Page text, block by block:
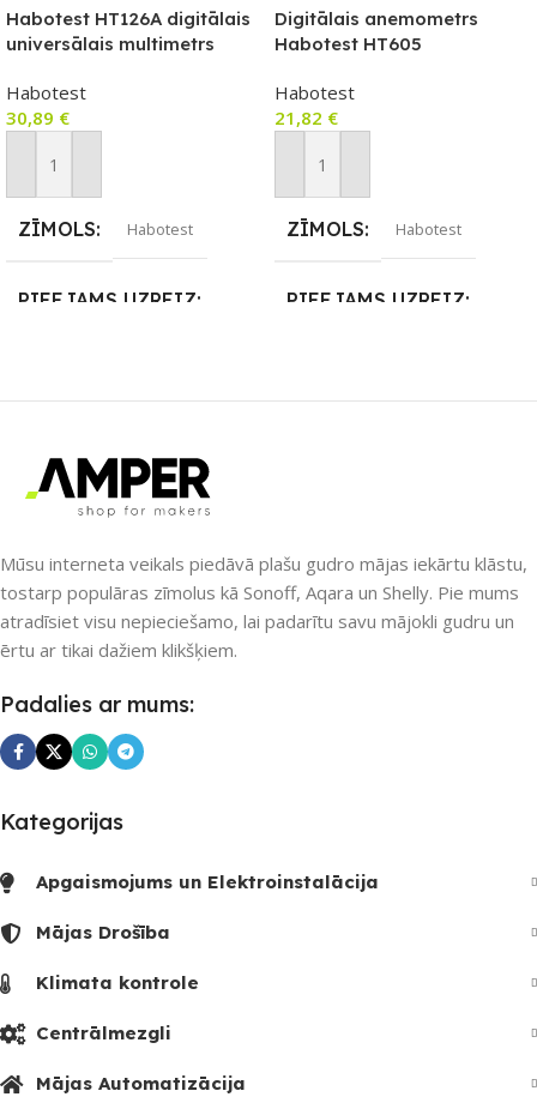
Habotest HT126A digitālais
universālais multimetrs
Habotest
30,89 €
Pievienot Grozam
ZĪMOLS Habotest
PIEEJAMS UZREIZ
SKAITS
Digitālais anemometrs
Habotest HT605
Habotest
21,82 €
Pievienot Grozam
ZĪMOLS Habotest
PIEEJAMS UZREIZ
Mūsu interneta veikals piedāvā plašu gudro mājas iekārtu klāstu,
tostarp populāras zīmolus kā Sonoff, Aqara un Shelly. Pie mums
atradīsiet visu nepieciešamo, lai padarītu savu mājokli gudru un
ērtu ar tikai dažiem klikšķiem.
Padalies ar mums:
Kategorijas
Apgaismojums un Elektroinstalācija
Mājas Drošība
Klimata kontrole
Centrālmezgli
Mājas Automatizācija